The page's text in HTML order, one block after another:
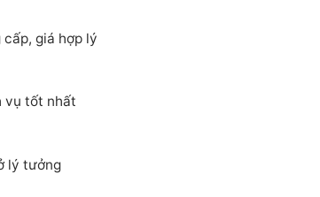
giá hợp lý
vụ tốt nhất
lý tưởng